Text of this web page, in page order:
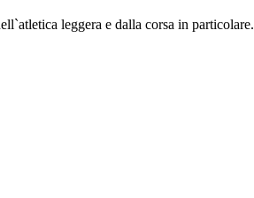
leggera e dalla corsa in particolare.